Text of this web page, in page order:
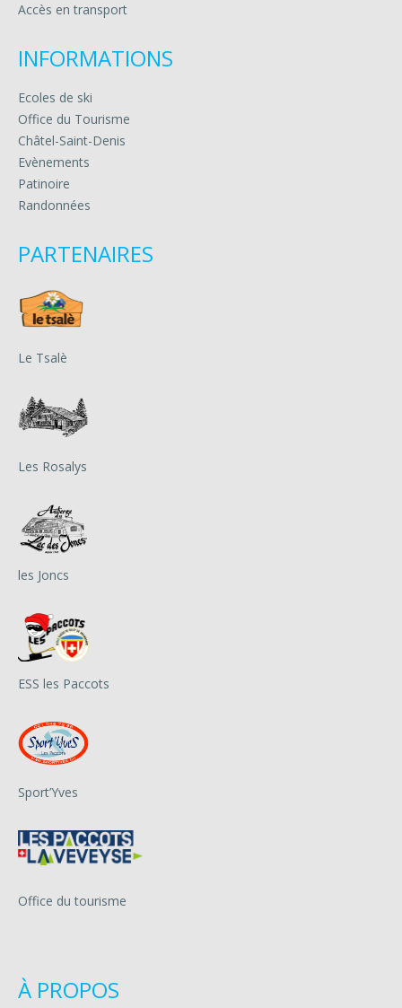
Accès en transport
INFORMATIONS
Ecoles de ski
Office du Tourisme
Châtel-Saint-Denis
Evènements
Patinoire
Randonnées
PARTENAIRES
Le Tsalè
Les Rosalys
les Joncs
ESS les Paccots
Sport’Yves
Office du tourisme
À PROPOS